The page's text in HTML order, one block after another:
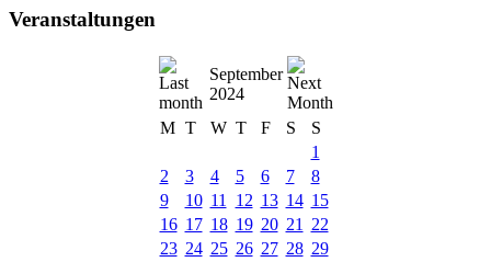
Veranstaltungen
September
2024
M T W T F S
S
1
2
3 4 5 6 7
8
9
10 11 12 13 14 15
16 17 18 19 20 21
22
23 24 25 26 27 28 29